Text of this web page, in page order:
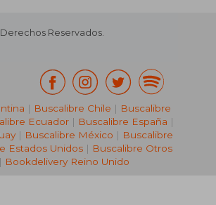
Derechos Reservados.
| Buscalibre Chile | Buscalibre
Ecuador | Buscalibre España |
| Buscalibre México | Buscalibre
Estados Unidos| Buscalibre Otros
| Bookdelivery Reino Unido